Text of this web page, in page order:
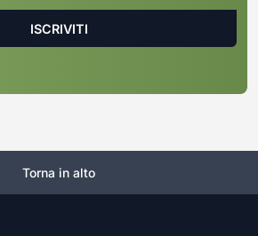
Torna in alto